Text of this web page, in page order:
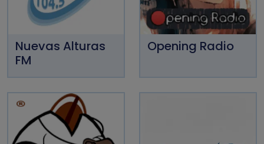
Nuevas Alturas
FM
Opening Radio